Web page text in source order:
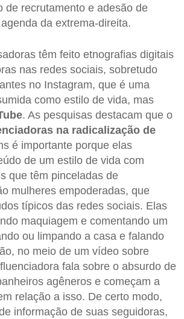
de recrutamento e adesão de
da extrema-direita.
têm feito etnografias digitais
nas redes sociais, sobretudo
no Instagram, que é uma
como estilo de vida, mas
. As pesquisas destacam que o
na radicalização de
é importante porque elas
de um estilo de vida com
que têm pinceladas de
mulheres empoderadas, que
típicos das redes sociais. Elas
maquiagem e comentando um
ou limpando a casa e falando
no meio de um vídeo sobre
fala sobre o absurdo de
agêneros e começam a
relação a isso. De certo modo,
informação de suas seguidoras,